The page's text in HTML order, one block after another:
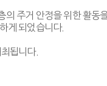
의 주거 안정을 위한 활동
게 되었습니다.
됩니다.